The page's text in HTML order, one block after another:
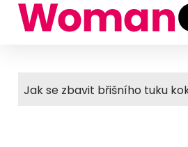
Jak se zbavit břišního tuku